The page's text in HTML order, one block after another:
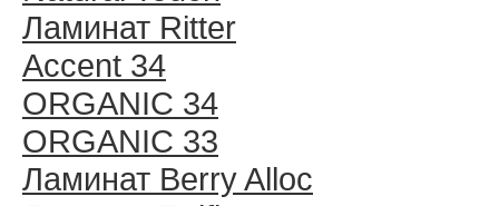
Ламинат Ritter
Accent 34
ORGANIC 34
ORGANIC 33
Ламинат Berry Alloc